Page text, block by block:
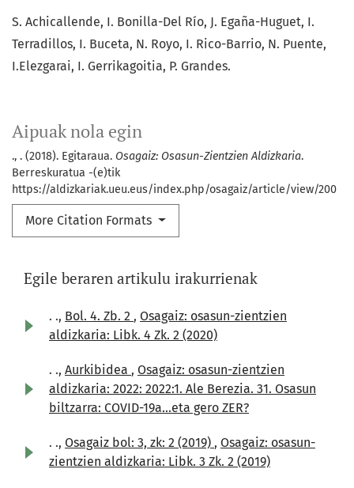
Aipuak nola egin
., . (2018). Egitaraua. Osagaiz: Osasun-Zientzien Aldizkaria.
Berreskuratua -(e)tik
https://aldizkariak.ueu.eus/index.php/osagaiz/article/view/200
More Citation Formats
S. Achicallende, I. Bonilla-Del Río, J. Egaña-Huguet, I.
Terradillos, I. Buceta, N. Royo, I. Rico-Barrio, N. Puente,
I.Elezgarai, I. Gerrikagoitia, P. Grandes.
Egile beraren artikulu irakurrienak
. ., Bol. 4. Zb. 2 , Osagaiz: osasun-zientzien
aldizkaria: Libk. 4 Zk. 2 (2020)
. ., Aurkibidea , Osagaiz: osasun-zientzien
aldizkaria: 2022: 2022:1. Ale Berezia. 31. Osasun
biltzarra: COVID-19a...eta gero ZER?
. ., Osagaiz bol: 3, zk: 2 (2019) , Osagaiz: osasun-
zientzien aldizkaria: Libk. 3 Zk. 2 (2019)